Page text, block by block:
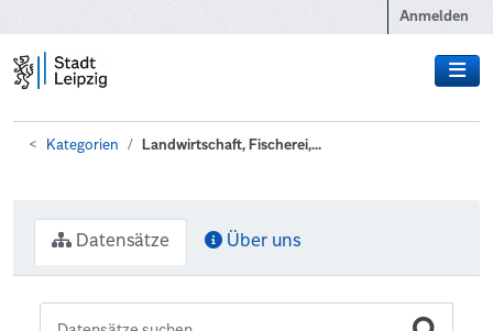
Anmelden
Kategorien Landwirtschaft, Fischerei,...
Datensätze Über uns